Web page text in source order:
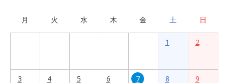
月 火 水 木 金 土 日
1 2
3 4 5 6 7 8 9